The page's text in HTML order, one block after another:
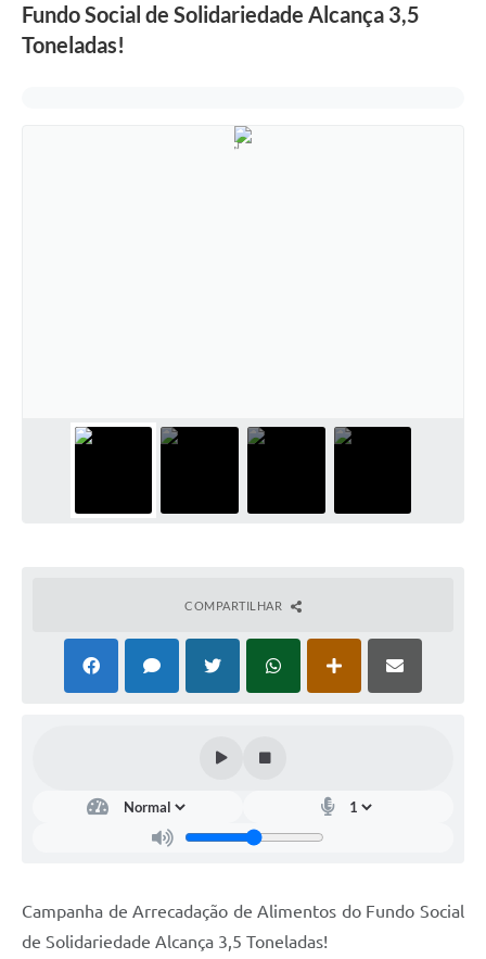
Fundo Social de Solidariedade Alcança 3,5
Toneladas!
COMPARTILHAR
Campanha de Arrecadação de Alimentos do Fundo Social
de Solidariedade Alcança 3,5 Toneladas!